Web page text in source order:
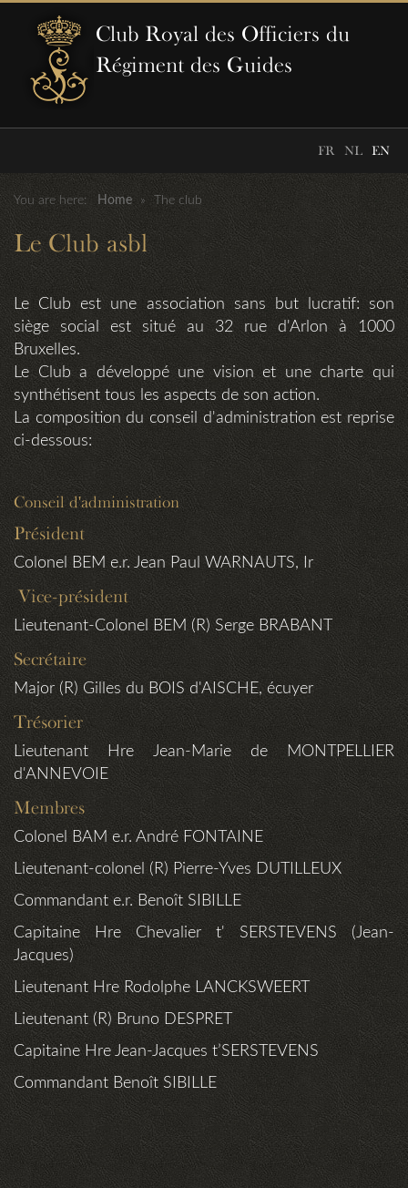
Club Royal des Officiers du
Régiment des Guides
FR NL EN
You are here: Home » The club
Le Club asbl
Le Club est une association sans but lucratif: son
siège social est situé au 32 rue d'Arlon à 1000
Bruxelles.
Le Club a développé une vision et une charte qui
synthétisent tous les aspects de son action.
La composition du conseil d'administration est reprise
ci-dessous:
Conseil d'administration
Président
Colonel BEM e.r. Jean Paul WARNAUTS, Ir
Vice-président
Lieutenant-Colonel BEM (R) Serge BRABANT
Secrétaire
Major (R) Gilles du BOIS d'AISCHE, écuyer
Trésorier
Lieutenant Hre Jean-Marie de MONTPELLIER
d'ANNEVOIE
Membres
Colonel BAM e.r. André FONTAINE
Lieutenant-colonel (R) Pierre-Yves DUTILLEUX
Commandant e.r. Benoît SIBILLE
Capitaine Hre Chevalier t' SERSTEVENS (Jean-
Jacques)
Lieutenant Hre Rodolphe LANCKSWEERT
Lieutenant (R) Bruno DESPRET
Capitaine Hre Jean-Jacques t’SERSTEVENS
Commandant Benoît SIBILLE